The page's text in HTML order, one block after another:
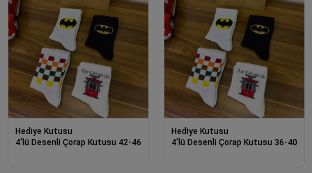
Hediye Kutusu
4'lü Desenli Çorap Kutusu 42-46
Hediye Kutusu
4'lü Desenli Çorap Kutusu 36-40